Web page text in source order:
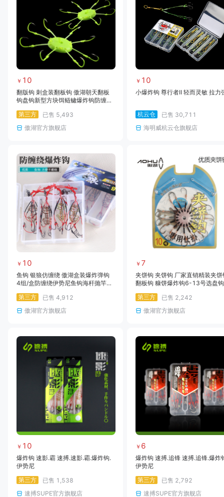
￥ 10
翻版钩 刺盒装翻板钩 傲湖朝天翻板
钩盘钩新型方块饵鲢鳙爆炸钩防缠绕
第三方
已售 5,493
傲湖官方旗舰店
￥ 10
小爆炸钩 尊行者II 轻而灵敏 拉力
杭云仓 已售 30,711
海明威杭云仓旗舰店
￥ 10
鱼钩 银狼仿缠绕 傲湖盒装爆炸弹钩
4组/盒防缠绕伊势尼鱼钩海杆抛竿炸
第三方
已售 4,912
傲湖官方旗舰店
￥ 7
夹饼钩 夹饼钩 厂家直销精装夹饼
翻板钩 糠饼爆炸钩6-13号选盘
第三方
已售 2,242
傲湖官方旗舰店
￥ 10
爆炸钩 速影.霸 速搏.速影.霸.爆炸钩.
伊势尼
第三方
已售 1,538
速搏SUPE官方旗舰店
￥ 6
爆炸钩 速搏.追锋 速搏.追锋.爆炸
伊势尼
第三方
已售 2,792
速搏SUPE官方旗舰店